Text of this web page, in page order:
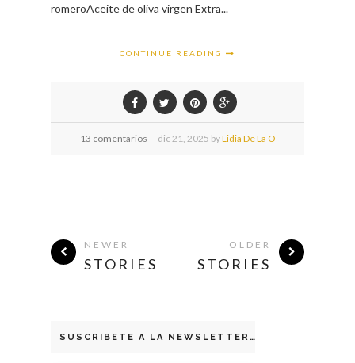
romeroAceite de oliva virgen Extra...
CONTINUE READING
13 comentarios dic 21, 2025 byLidia De La O
NEWER
STORIES
OLDER
STORIES
SUSCRIBETE A LA NEWSLETTER